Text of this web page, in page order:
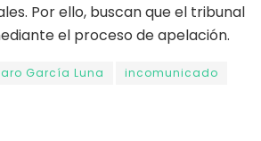
Por ello, buscan que el tribunal
el proceso de apelación.
García Luna
incomunicado